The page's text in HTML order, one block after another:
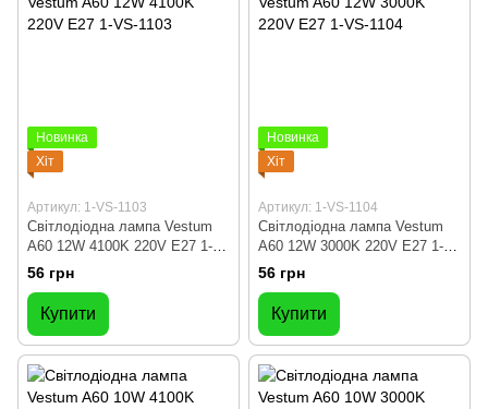
Новинка
Хіт
Артикул: 1-VS-1103
Світлодіодна лампа Vestum
A60 12W 4100K 220V E27 1-
VS-1103
56 грн
Купити
Новинка
Хіт
Артикул: 1-VS-1104
Світлодіодна лампа Vestum
A60 12W 3000K 220V E27 1-
VS-1104
56 грн
Купити